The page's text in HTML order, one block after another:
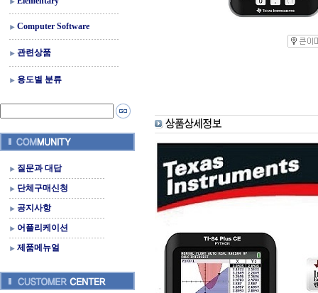
Computer Software
관련상품
용도별 분류
질문과 대답
단체구매신청
공지사항
어플리케이션
제품메뉴얼